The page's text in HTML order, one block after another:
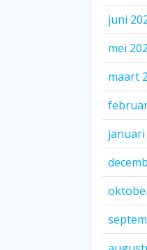
juni
mei
maart
januari